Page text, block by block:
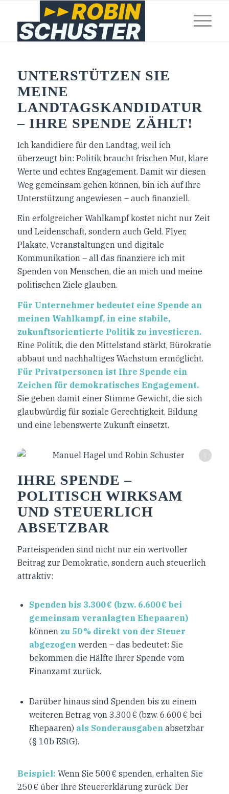
UNTERSTÜTZEN SIE
MEINE
LANDTAGSKANDIDATUR
– IHRE SPENDE ZÄHLT!
Ich kandidiere für den Landtag, weil ich
überzeugt bin: Politik braucht frischen Mut, klare
Werte und echtes Engagement. Damit wir diesen
Weg gemeinsam gehen können, bin ich auf Ihre
Unterstützung angewiesen – auch finanziell.
Ein erfolgreicher Wahlkampf kostet nicht nur Zeit
und Leidenschaft, sondern auch Geld. Flyer,
Plakate, Veranstaltungen und digitale
Kommunikation – all das finanziere ich mit
Spenden von Menschen, die an mich und meine
politischen Ziele glauben.
Für Unternehmer bedeutet eine Spende an
meinen Wahlkampf, in eine stabile,
zukunftsorientierte Politik zu investieren.
Eine Politik, die den Mittelstand stärkt, Bürokratie
abbaut und nachhaltiges Wachstum ermöglicht.
Für Privatpersonen ist Ihre Spende ein
Zeichen für demokratisches Engagement.
Sie geben damit einer Stimme Gewicht, die sich
glaubwürdig für soziale Gerechtigkeit, Bildung
und eine lebenswerte Zukunft einsetzt.
Marcel Dittrich
IHRE SPENDE –
POLITISCH WIRKSAM
UND STEUERLICH
ABSETZBAR
Parteispenden sind nicht nur ein wertvoller
Beitrag zur Demokratie, sondern auch steuerlich
attraktiv:
Spenden bis 3.300 € (bzw. 6.600 € bei
gemeinsam veranlagten Ehepaaren)
können zu 50 % direkt von der Steuer
abgezogen werden – das bedeutet: Sie
bekommen die Hälfte Ihrer Spende vom
Finanzamt zurück.
Darüber hinaus sind Spenden bis zu einem
weiteren Betrag von 3.300 € (bzw. 6.600 € bei
Ehepaaren) als Sonderausgaben absetzbar
(§ 10b EStG).
Beispiel: Wenn Sie 500 € spenden, erhalten Sie
250 € über Ihre Steuererklärung zurück. Der